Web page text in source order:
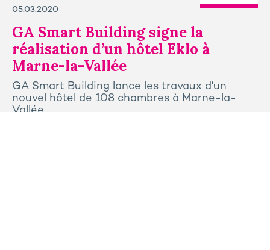
05.03.2020
GA Smart Building signe la
réalisation d’un hôtel Eklo à
Marne-la-Vallée
GA Smart Building lance les travaux d'un
nouvel hôtel de 108 chambres à Marne-la-
Vallée.